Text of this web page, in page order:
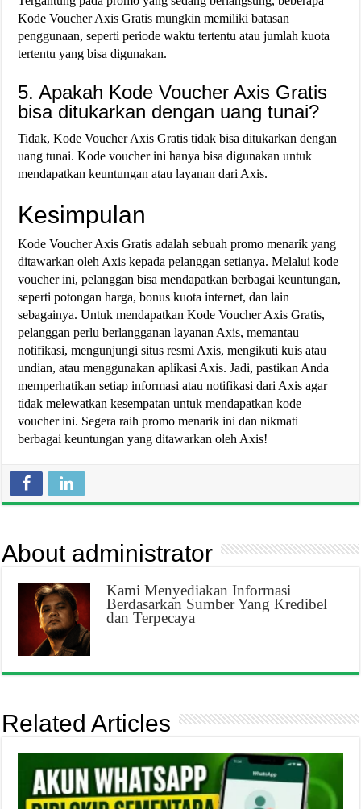
Kode Voucher Axis Gratis mungkin memiliki batasan
penggunaan, seperti periode waktu tertentu atau jumlah kuota
tertentu yang bisa digunakan.
5. Apakah Kode Voucher Axis Gratis
bisa ditukarkan dengan uang tunai?
Tidak, Kode Voucher Axis Gratis tidak bisa ditukarkan dengan
uang tunai. Kode voucher ini hanya bisa digunakan untuk
mendapatkan keuntungan atau layanan dari Axis.
Kesimpulan
Kode Voucher Axis Gratis adalah sebuah promo menarik yang
ditawarkan oleh Axis kepada pelanggan setianya. Melalui kode
voucher ini, pelanggan bisa mendapatkan berbagai keuntungan,
seperti potongan harga, bonus kuota internet, dan lain
sebagainya. Untuk mendapatkan Kode Voucher Axis Gratis,
pelanggan perlu berlangganan layanan Axis, memantau
notifikasi, mengunjungi situs resmi Axis, mengikuti kuis atau
undian, atau menggunakan aplikasi Axis. Jadi, pastikan Anda
memperhatikan setiap informasi atau notifikasi dari Axis agar
tidak melewatkan kesempatan untuk mendapatkan kode
voucher ini. Segera raih promo menarik ini dan nikmati
berbagai keuntungan yang ditawarkan oleh Axis!
About administrator
Kami Menyediakan Informasi
Berdasarkan Sumber Yang Kredibel
dan Terpecaya
Related Articles